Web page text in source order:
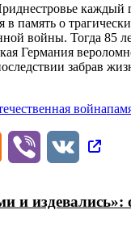
каждый
память о
войны. Тогда 85
Германия
забрав
война
Odnoklassniki
Viber
VK
и издевались»: